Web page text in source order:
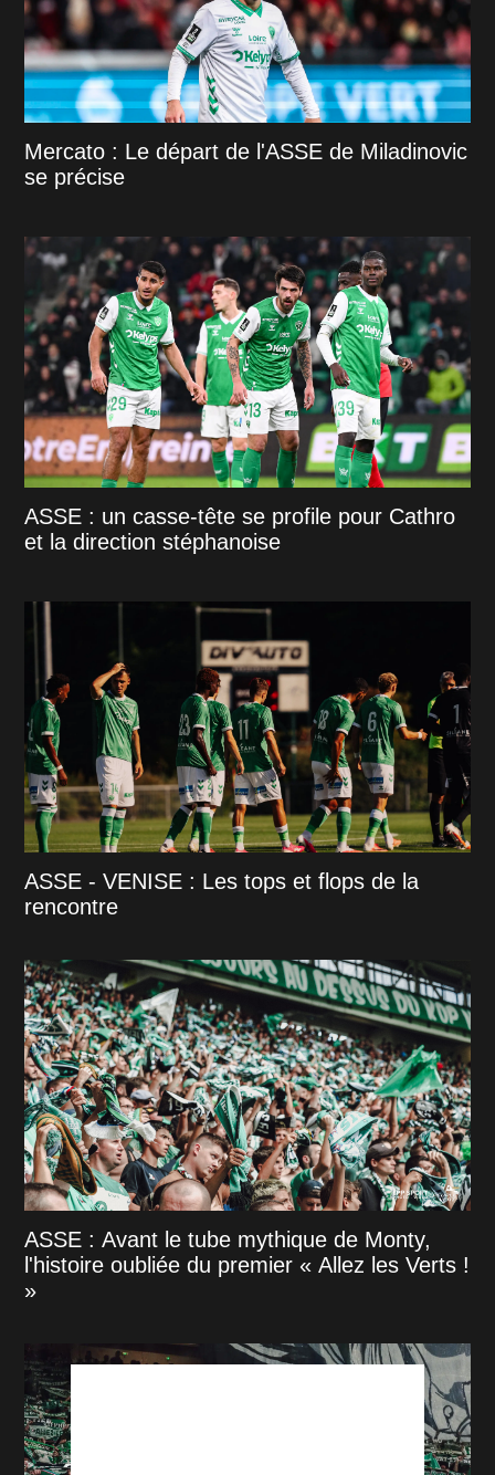
Mercato : Le départ de l'ASSE de Miladinovic
se précise
ASSE : un casse-tête se profile pour Cathro
et la direction stéphanoise
ASSE - VENISE : Les tops et flops de la
rencontre
ASSE : Avant le tube mythique de Monty,
l'histoire oubliée du premier « Allez les Verts !
»